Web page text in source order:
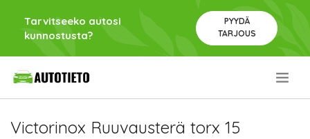
Tarvitseeko autosi
kunnostusta?
PYYDÄ
TARJOUS
Victorinox Ruuvausterä torx 15